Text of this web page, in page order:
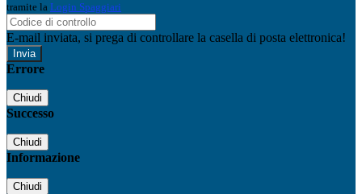
tramite la Login Spaggiari
E-mail inviata, si prega di controllare la casella di posta elettronica!
Errore
Chiudi
Successo
Chiudi
Informazione
Chiudi